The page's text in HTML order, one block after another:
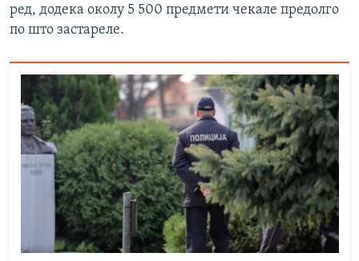
ред, додека околу 5 500 предмети чекале предолго
по што застареле.